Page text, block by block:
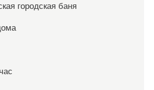
городская баня